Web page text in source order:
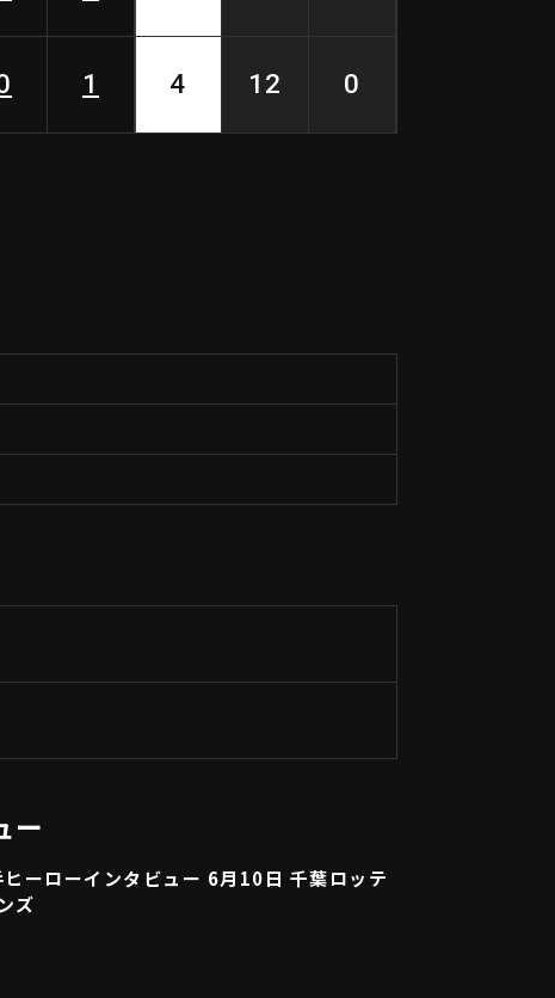
1 4 12 0
ー
ーローインタビュー 6月10日 千葉ロッテ
ズ